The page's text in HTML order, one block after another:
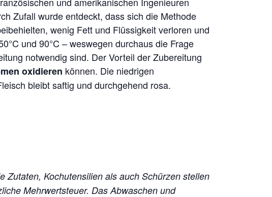
Zufall wurde entdeckt, dass sich die Methode
wenig Fett und Flüssigkeit verloren und
und 90°C – weswegen durchaus die Frage
notwendig sind. Der Vorteil der Zubereitung
oxidieren können. Die niedrigen
bleibt saftig und durchgehend rosa.
Zutaten, Kochutensilien als auch Schürzen stellen
Mehrwertsteuer. Das Abwaschen und